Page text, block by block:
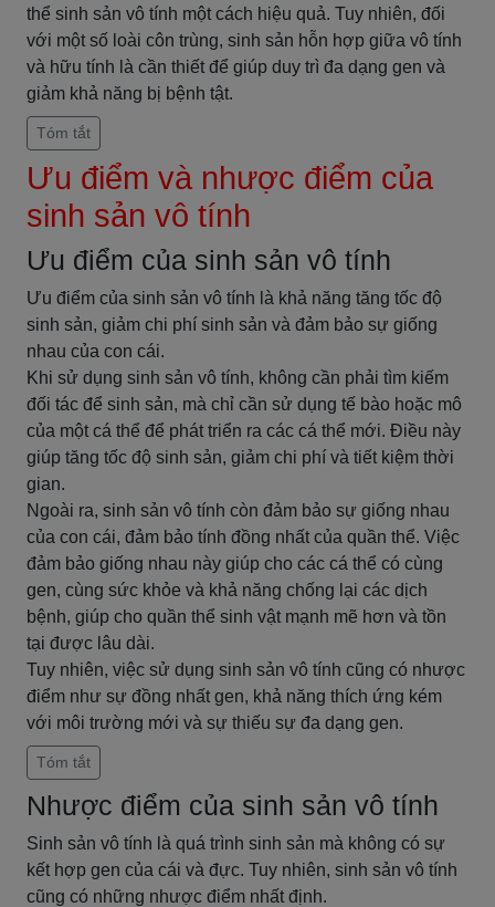
thể sinh sản vô tính một cách hiệu quả. Tuy nhiên, đối
với một số loài côn trùng, sinh sản hỗn hợp giữa vô tính
và hữu tính là cần thiết để giúp duy trì đa dạng gen và
giảm khả năng bị bệnh tật.
Tóm tắt
Ưu điểm và nhược điểm của
sinh sản vô tính
Ưu điểm của sinh sản vô tính
Ưu điểm của sinh sản vô tính là khả năng tăng tốc độ
sinh sản, giảm chi phí sinh sản và đảm bảo sự giống
nhau của con cái.
Khi sử dụng sinh sản vô tính, không cần phải tìm kiếm
đối tác để sinh sản, mà chỉ cần sử dụng tế bào hoặc mô
của một cá thể để phát triển ra các cá thể mới. Điều này
giúp tăng tốc độ sinh sản, giảm chi phí và tiết kiệm thời
gian.
Ngoài ra, sinh sản vô tính còn đảm bảo sự giống nhau
của con cái, đảm bảo tính đồng nhất của quần thể. Việc
đảm bảo giống nhau này giúp cho các cá thể có cùng
gen, cùng sức khỏe và khả năng chống lại các dịch
bệnh, giúp cho quần thể sinh vật mạnh mẽ hơn và tồn
tại được lâu dài.
Tuy nhiên, việc sử dụng sinh sản vô tính cũng có nhược
điểm như sự đồng nhất gen, khả năng thích ứng kém
với môi trường mới và sự thiếu sự đa dạng gen.
Tóm tắt
Nhược điểm của sinh sản vô tính
Sinh sản vô tính là quá trình sinh sản mà không có sự
kết hợp gen của cái và đực. Tuy nhiên, sinh sản vô tính
cũng có những nhược điểm nhất định.